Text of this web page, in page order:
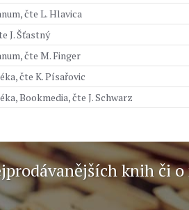
čte L. Hlavica
J. Šťastný
čte M. Finger
čte K. Písařovic
Bookmedia, čte J. Schwarz
knih či o